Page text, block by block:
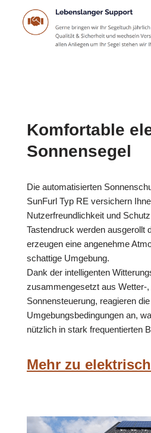
Komfortable
Sonnensegel
Die automatisierten
SunFurl Typ RE versichern
Nutzerfreundlichkeit und
Tastendruck werden ausgerollt
erzeugen eine angenehme
schattige Umgebung.
Dank der intelligenten
zusammengesetzt aus Wetter-
Sonnensteuerung, reagieren
Umgebungsbedingungen an,
nützlich in stark frequentierten
Mehr zu